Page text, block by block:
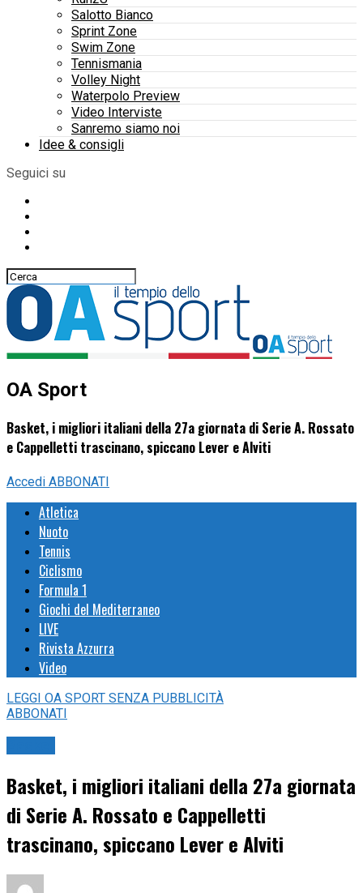
Salotto Bianco
Sprint Zone
Swim Zone
Tennismania
Volley Night
Waterpolo Preview
Video Interviste
Sanremo siamo noi
Idee & consigli
Seguici su
OA Sport
Basket, i migliori italiani della 27a giornata di Serie A. Rossato
e Cappelletti trascinano, spiccano Lever e Alviti
Accedi ABBONATI
Atletica
Nuoto
Tennis
Ciclismo
Formula 1
Giochi del Mediterraneo
LIVE
Rivista Azzurra
Video
LEGGI OA SPORT SENZA PUBBLICITÀ
ABBONATI
Basket, i migliori italiani della 27a giornata
di Serie A. Rossato e Cappelletti
trascinano, spiccano Lever e Alviti